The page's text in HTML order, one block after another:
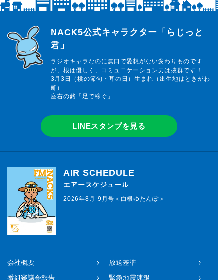
らじっと君
NACK5公式キャラクター「らじっと
君」
ラジオキャラなのに無口で愛想がない変わりものです
が、根は優しく、コミュニケーション力は抜群です！
3月3日（桃の節句・耳の日）生まれ（出生地はときがわ
町）
座右の銘「足で稼ぐ」
LINEスタンプを見る
AIR SCHEDULE
エアースケジュール
2026年8月-9月号＜白根ゆたんぽ＞
会社概要
放送基準
番組審議会報告
緊急地震速報